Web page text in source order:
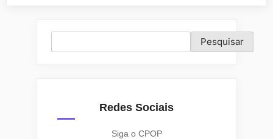
como
Pesquisar
Redes Sociais
Siga o CPOP